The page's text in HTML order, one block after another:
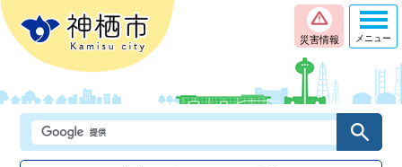
災害情報 メニュー